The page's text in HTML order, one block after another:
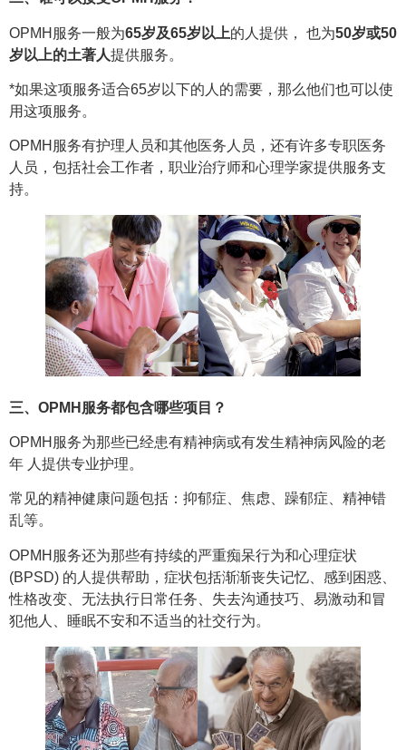
OPMH服务一般为65岁及65岁以上的人提供， 也为50岁或50
岁以上的土著人提供服务。
*如果这项服务适合65岁以下的人的需要，那么他们也可以使
用这项服务。
OPMH服务有护理人员和其他医务人员，还有许多专职医务
人员，包括社会工作者，职业治疗师和心理学家提供服务支
持。
三、OPMH服务都包含哪些项目？
OPMH服务为那些已经患有精神病或有发生精神病风险的老
年 人提供专业护理。
常见的精神健康问题包括：抑郁症、焦虑、躁郁症、精神错
乱等。
OPMH服务还为那些有持续的严重痴呆行为和心理症状
(BPSD) 的人提供帮助，症状包括渐渐丧失记忆、感到困惑、
性格改变、无法执行日常任务、失去沟通技巧、易激动和冒
犯他人、睡眠不安和不适当的社交行为。